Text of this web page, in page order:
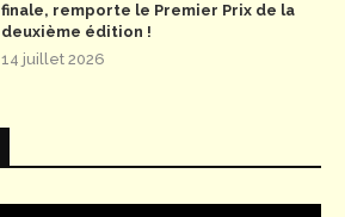
finale, remporte le Premier Prix de la
deuxième édition !
14 juillet 2026